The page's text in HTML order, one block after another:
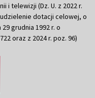
i telewizji (Dz. U. z 2022 r.
dotacji celowej, o
grudnia 1992 r. o
oraz z 2024 r. poz. 96)